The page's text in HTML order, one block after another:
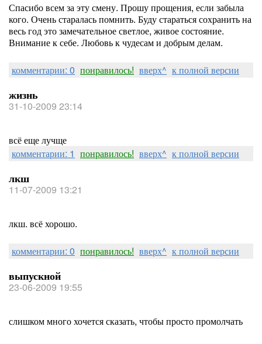
Спасибо всем за эту смену. Прошу прощения, если забыла
кого. Очень старалась помнить. Буду стараться сохранить на
весь год это замечательное светлое, живое состояние.
Внимание к себе. Любовь к чудесам и добрым делам.
комментарии: 0 понравилось! вверх^ к полной версии
жизнь
31-10-2009 23:14
всё еще лучще
комментарии: 1 понравилось! вверх^ к полной версии
лкш
11-07-2009 13:21
лкш. всё хорошо.
комментарии: 0 понравилось! вверх^ к полной версии
выпускной
23-06-2009 19:55
слишком много хочется сказать, чтобы просто промолчать